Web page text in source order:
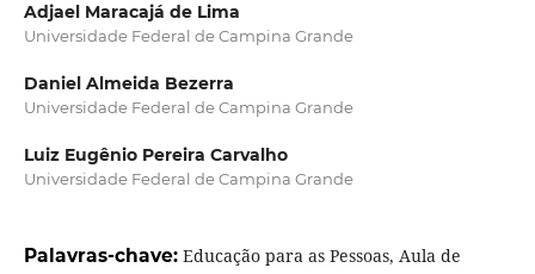
Adjael Maracajá de Lima
Universidade Federal de Campina Grande
Daniel Almeida Bezerra
Universidade Federal de Campina Grande
Luiz Eugênio Pereira Carvalho
Universidade Federal de Campina Grande
Palavras-chave: Educação para as Pessoas, Aula de